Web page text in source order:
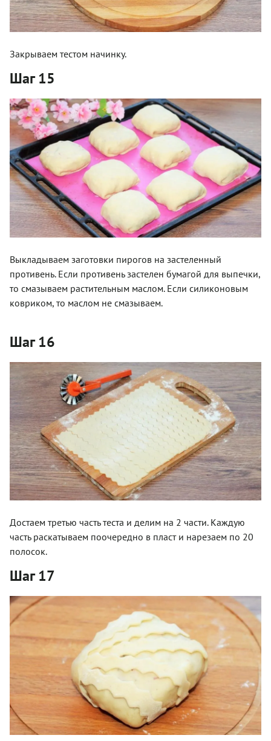
Закрываем тестом начинку.
Шаг 15
Выкладываем заготовки пирогов на застеленный
противень. Если противень застелен бумагой для выпечки,
то смазываем растительным маслом. Если силиконовым
ковриком, то маслом не смазываем.
Шаг 16
Достаем третью часть теста и делим на 2 части. Каждую
часть раскатываем поочередно в пласт и нарезаем по 20
полосок.
Шаг 17